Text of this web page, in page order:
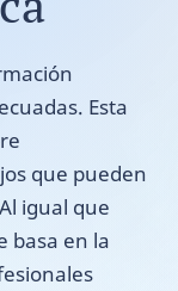
Esta
que pueden
igual que
basa en la